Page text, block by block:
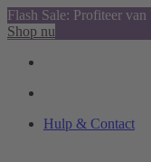
Flash Sale: Profiteer
Shop nu
Hulp & Contact